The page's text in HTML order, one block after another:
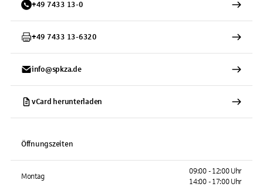
+49 7433 13-0
+49 7433 13-6320
info@spkza.de
vCard herunterladen
Öffnungszeiten
Montag
09:00 - 12:00 Uhr
14:00 - 17:00 Uhr